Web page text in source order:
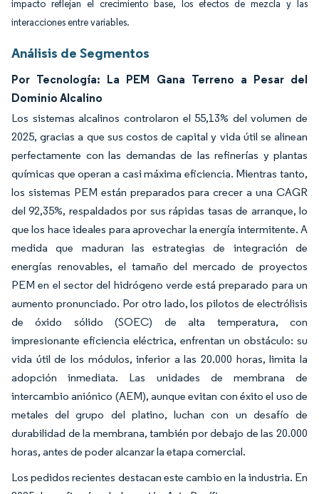
impacto reflejan el crecimiento base, los efectos de mezcla y las
interacciones entre variables.
Análisis de Segmentos
Por Tecnología: La PEM Gana Terreno a Pesar del
Dominio Alcalino
Los sistemas alcalinos controlaron el 55,13% del volumen de
2025, gracias a que sus costos de capital y vida útil se alinean
perfectamente con las demandas de las refinerías y plantas
químicas que operan a casi máxima eficiencia. Mientras tanto,
los sistemas PEM están preparados para crecer a una CAGR
del 92,35%, respaldados por sus rápidas tasas de arranque, lo
que los hace ideales para aprovechar la energía intermitente. A
medida que maduran las estrategias de integración de
energías renovables, el tamaño del mercado de proyectos
PEM en el sector del hidrógeno verde está preparado para un
aumento pronunciado. Por otro lado, los pilotos de electrólisis
de óxido sólido (SOEC) de alta temperatura, con
impresionante eficiencia eléctrica, enfrentan un obstáculo: su
vida útil de los módulos, inferior a las 20.000 horas, limita la
adopción inmediata. Las unidades de membrana de
intercambio aniónico (AEM), aunque evitan con éxito el uso de
metales del grupo del platino, luchan con un desafío de
durabilidad de la membrana, también por debajo de las 20.000
horas, antes de poder alcanzar la etapa comercial.
Los pedidos recientes destacan este cambio en la industria. En